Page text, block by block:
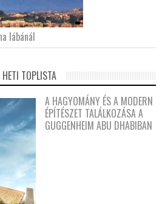
lábánál
HETI TOPLISTA
A HAGYOMÁNY ÉS A MODERN
ÉPÍTÉSZET TALÁLKOZÁSA A
GUGGENHEIM ABU DHABIBAN